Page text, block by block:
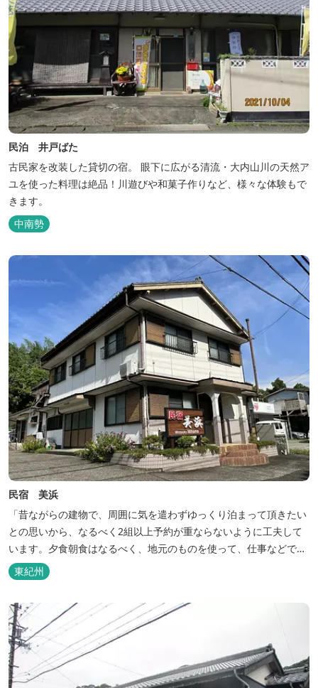
民泊 井戸ばた
古民家を改装した貸切の宿。 眼下に広がる清流・大内山川の天然ア
ユを使った料理は絶品！川遊びや和菓子作りなど、様々な体験もで
きます。
中南勢
民宿 美浜
「昔ながらの建物で、周囲に気を遣わずゆっくり泊まって頂きたい
との思いから、なるべく2組以上予約が重ならないように工夫して
います。夕食朝食はなるべく、地元のものを使って、仕事などで連
泊の方には日替わりでご用意します。」オーナー様談。もし重なっ
た場合は、ごめんなさい。
東紀州